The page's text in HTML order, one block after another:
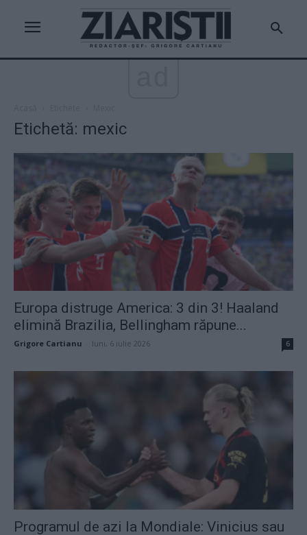
Etichetă: mexic
Europa distruge America: 3 din 3! Haaland
elimină Brazilia, Bellingham răpune...
Grigore Cartianu luni, 6 iulie 2026 6
Programul de azi la Mondiale: Vinicius sau